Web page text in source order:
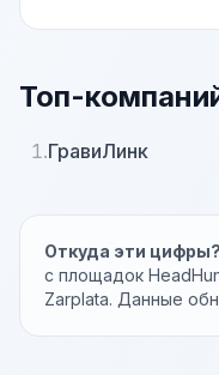
Топ-
1.ГравиЛинк
Откуда эти цифры?
с площадок
Zarplata. Данные